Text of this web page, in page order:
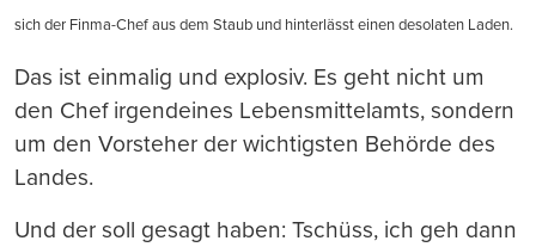
sich der Finma-Chef aus dem Staub und hinterlässt einen desolaten Laden.
Das ist einmalig und explosiv. Es geht nicht um
den Chef irgendeines Lebensmittelamts, sondern
um den Vorsteher der wichtigsten Behörde des
Landes.
Und der soll gesagt haben: Tschüss, ich geh dann